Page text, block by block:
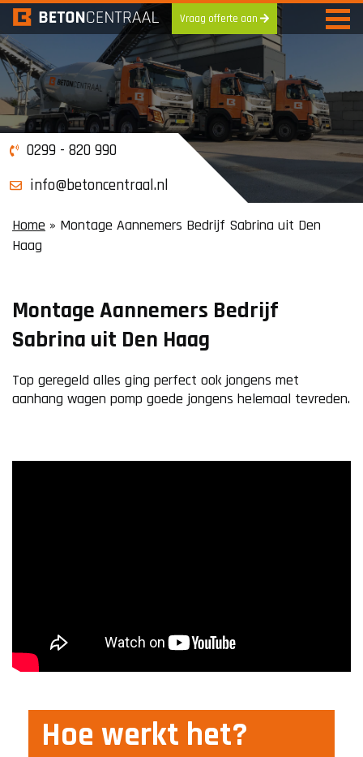
Vraag offerte aan
Skip
to
content
0299 - 820 990
info@betoncentraal.nl
Home » Montage Aannemers Bedrijf Sabrina uit Den
Haag
Montage Aannemers Bedrijf
Sabrina uit Den Haag
Top geregeld alles ging perfect ook jongens met
aanhang wagen pomp goede jongens helemaal tevreden.
Hoe werkt het?